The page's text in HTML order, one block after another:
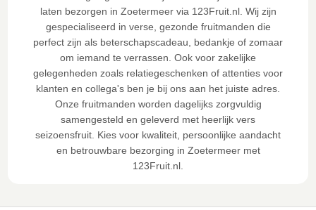
laten bezorgen in Zoetermeer via 123Fruit.nl. Wij zijn
gespecialiseerd in verse, gezonde fruitmanden die
perfect zijn als beterschapscadeau, bedankje of zomaar
om iemand te verrassen. Ook voor zakelijke
gelegenheden zoals relatiegeschenken of attenties voor
klanten en collega's ben je bij ons aan het juiste adres.
Onze fruitmanden worden dagelijks zorgvuldig
samengesteld en geleverd met heerlijk vers
seizoensfruit. Kies voor kwaliteit, persoonlijke aandacht
en betrouwbare bezorging in Zoetermeer met
123Fruit.nl.